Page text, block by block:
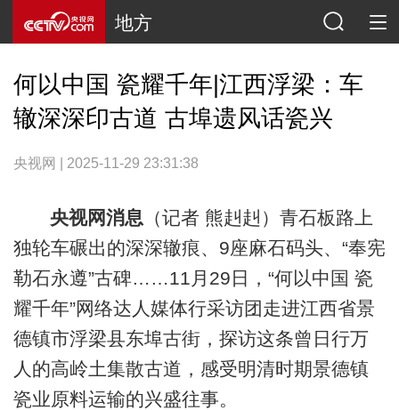
地方
何以中国 瓷耀千年|江西浮梁：车
辙深深印古道 古埠遗风话瓷兴
央视网 | 2025-11-29 23:31:38
央视网消息 （记者 熊赳赳）青石板路上
独轮车碾出的深深辙痕、9座麻石码头、“奉宪
勒石永遵”古碑……11月29日，“何以中国 瓷
耀千年”网络达人媒体行采访团走进江西省景
德镇市浮梁县东埠古街，探访这条曾日行万
人的高岭土集散古道，感受明清时期景德镇
瓷业原料运输的兴盛往事。